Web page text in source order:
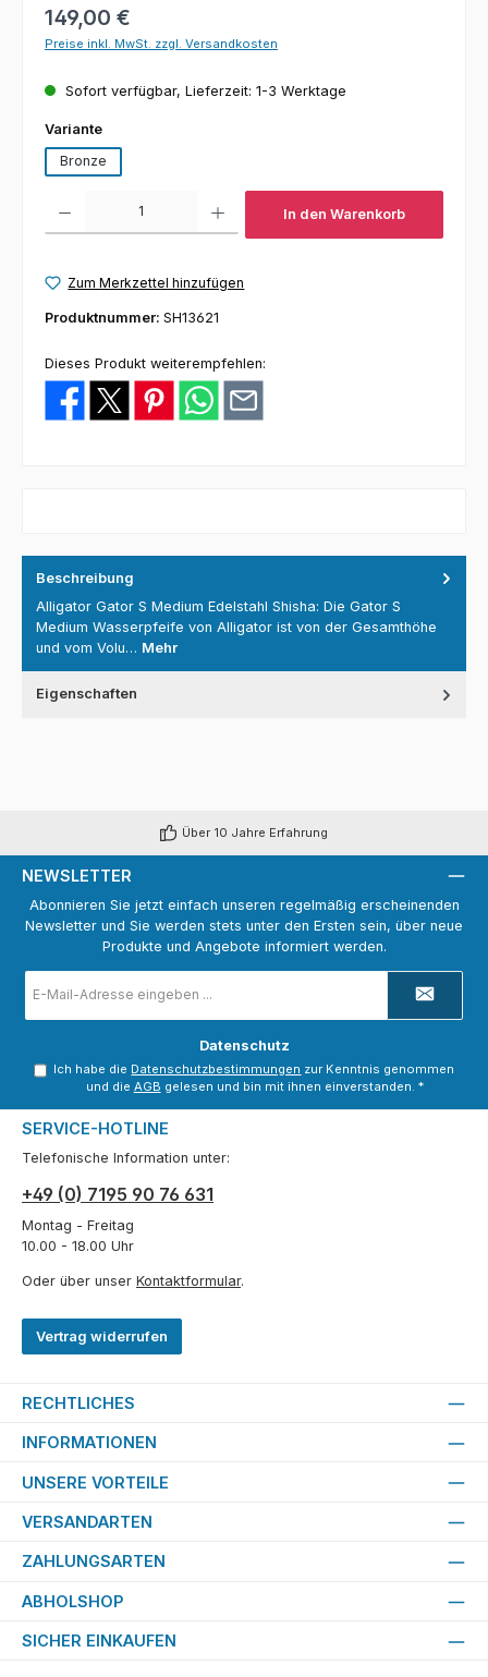
Regulärer Preis:
149,00 €
Preise inkl. MwSt. zzgl. Versandkosten
Sofort verfügbar, Lieferzeit: 1-3 Werktage
Varianteauswählen
Bronze
In den Warenkorb
Zum Merkzettel hinzufügen
Produktnummer: SH13621
Dieses Produkt weiterempfehlen:
Beschreibung
Alligator Gator S Medium Edelstahl Shisha: Die Gator S
Medium Wasserpfeife von Alligator ist von der Gesamthöhe
und vom Volu… Mehr
Eigenschaften
Über 10 Jahre Erfahrung
NEWSLETTER
Abonnieren Sie jetzt einfach unseren regelmäßig erscheinenden
Newsletter und Sie werden stets unter den Ersten sein, über neue
Produkte und Angebote informiert werden.
Mail-
Datenschutz
Ich habe die Datenschutzbestimmungen zur Kenntnis genommen
und die AGB gelesen und bin mit ihnen einverstanden. *
SERVICE-HOTLINE
Telefonische Information unter:
+49 (0) 7195 90 76 631
Montag - Freitag
10.00 - 18.00 Uhr
Oder über unser Kontaktformular.
Vertrag widerrufen
RECHTLICHES
INFORMATIONEN
UNSERE VORTEILE
VERSANDARTEN
ZAHLUNGSARTEN
ABHOLSHOP
SICHER EINKAUFEN